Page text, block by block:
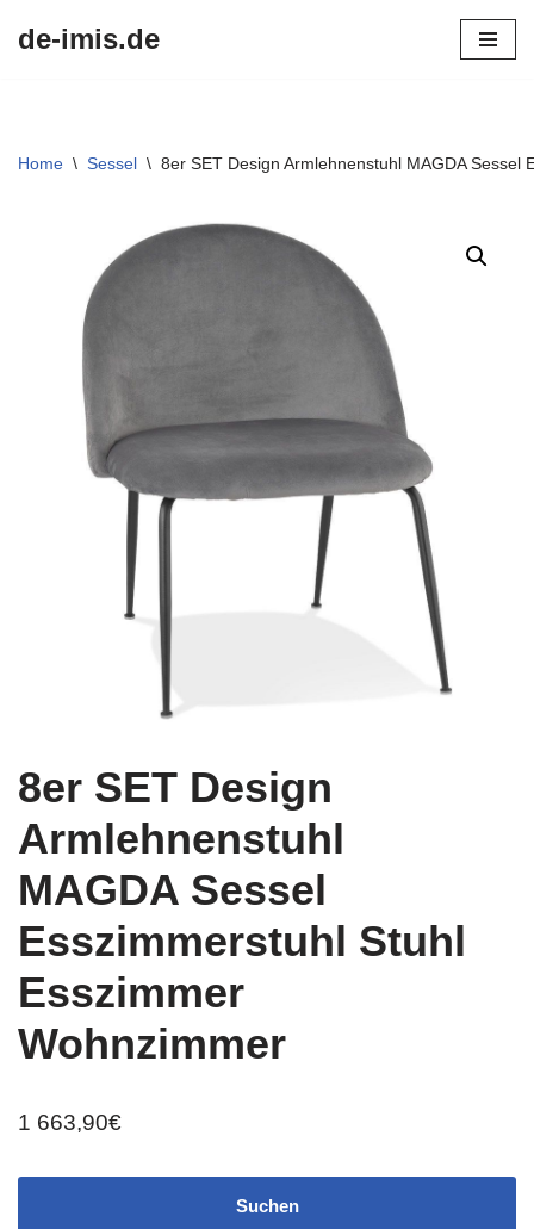
de-imis.de
Home \ Sessel \ 8er SET Design Armlehnenstuhl MAGDA
8er SET Design
Armlehnenstuhl
MAGDA Sessel
Esszimmerstuhl Stuhl
Esszimmer
Wohnzimmer
1 663,90€
Suchen